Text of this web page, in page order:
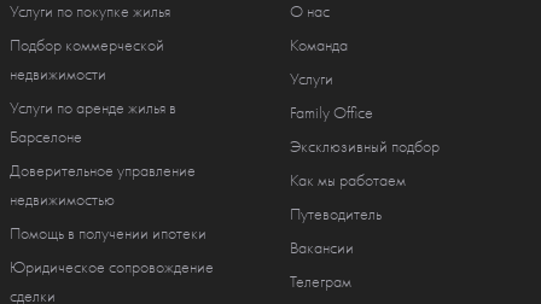
Услуги по покупке жилья
Подбор коммерческой
недвижимости
Услуги по аренде жилья в
Барселоне
Доверительное управление
недвижимостью
Помощь в получении ипотеки
Юридическое сопровождение
сделки
О нас
Команда
Услуги
Family Office
Эксклюзивный подбор
Как мы работаем
Путеводитель
Вакансии
Телеграм